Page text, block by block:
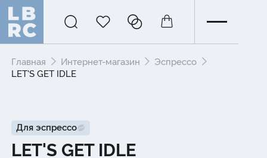
Главная Интернет-магазин
Эспрессо
LET'S GET IDLE
Для эспрессо
LET'S GET IDLE